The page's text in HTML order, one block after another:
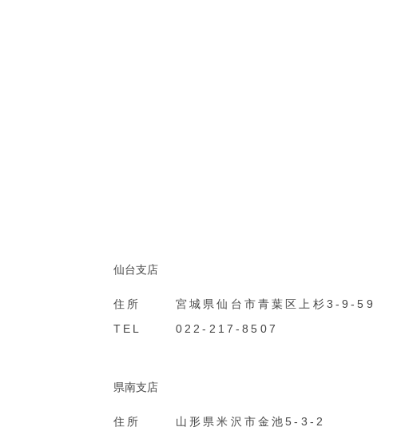
仙台支店
住所
宮城県仙台市青葉区上杉3-9-59
TEL
022-217-8507
県南支店
住所
山形県米沢市金池5-3-2